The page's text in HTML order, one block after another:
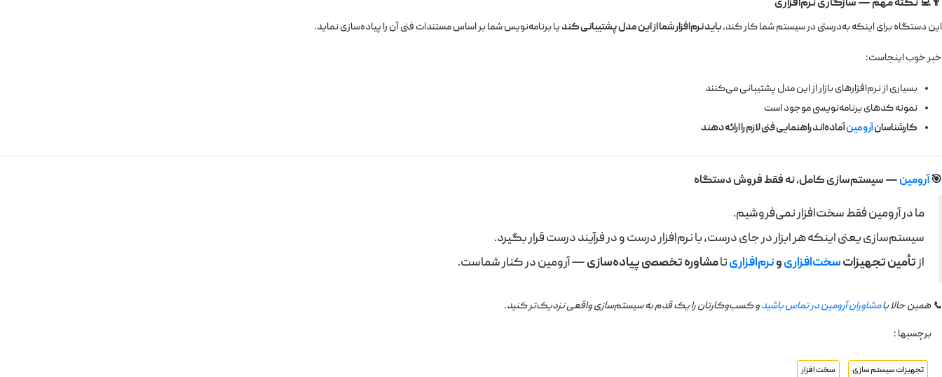
👨‍💻 نکته مهم — سازگاری نرم‌افزاری
این دستگاه برای اینکه به‌درستی در سیستم شما کار کند،باید نرم‌افزار شما از این مدل پشتیبانی کندیا برنامه‌نویس شما بر اساس مستندات فنی آن را پیاده‌سازی نماید.
خبر خوب اینجاست:
بسیاری از نرم‌افزارهای بازار از این مدل پشتیبانی می‌کنند
نمونه کدهای برنامه‌نویسی موجود است
کارشناسانآرومینآماده‌اند راهنمایی فنی لازم را ارائه دهند
🎯آرومین— سیستم‌سازی کامل، نه فقط فروش دستگاه
ما در آرومین فقط سخت‌افزار نمی‌فروشیم.
سیستم‌سازی یعنی اینکه هر ابزار در جای درست، با نرم‌افزار درست و در فرآیند درست قرار بگیرد.
ازتأمین تجهیزاتسخت‌افزاریونرم‌افزاریتامشاوره تخصصی پیاده‌سازی— آرومین در کنار شماست.
📞 همین حالا بامشاوران آرومین در تماس باشیدو کسب‌وکارتان را یک قدم به سیستم‌سازی واقعی نزدیک‌تر کنید.
برچسبها :
تجهیزات سیستم سازی سخت افزار